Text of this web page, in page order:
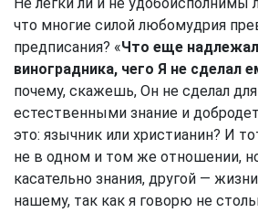
что многие силой любомудрия
предписания? «Что еще
виноградника, чего Я не сделал
почему, скажешь, Он не сделал
естественными знание и
это: язычник или христианин? И
не в одном и том же отношении,
касательно знания, другой —
нашему, так как я говорю не